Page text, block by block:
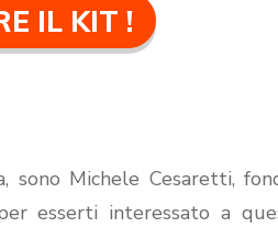
IL KIT !
sono Michele Cesaretti,
esserti interessato a